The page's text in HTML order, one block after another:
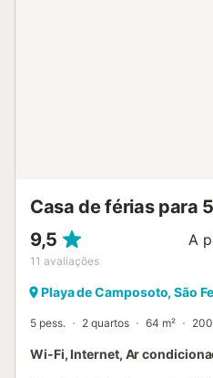
Casa de férias para
9,5
11 avaliações
A
Playa de Camposoto, São
5 pess. 2 quartos 64 m²
Wi-Fi, Internet, Ar